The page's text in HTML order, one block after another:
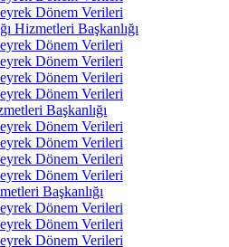
Dönem Verileri
Hizmetleri Başkanlığı
Dönem Verileri
Dönem Verileri
Dönem Verileri
Dönem Verileri
Başkanlığı
Dönem Verileri
Dönem Verileri
Dönem Verileri
Dönem Verileri
Başkanlığı
Dönem Verileri
Dönem Verileri
Dönem Verileri